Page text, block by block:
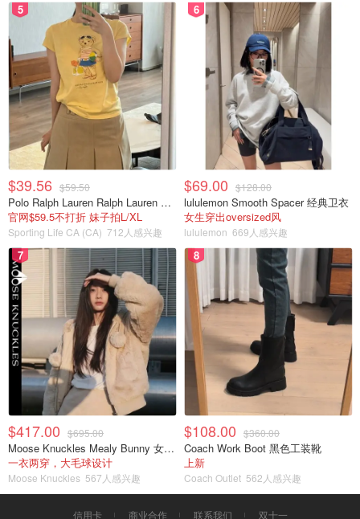
5
$39.56 $59.50
Polo Ralph Lauren Ralph Lauren Polo Bear 女童棉T恤 染色 1件
官网$59.5不打折 妹子拍L/XL
Sporting Life CA (CA) 712人感兴趣
6
$69.00 $128.00
lululemon Smooth Spacer 经典卫衣
女生穿出oversized风
lululemon 669人感兴趣
7
$417.00 $695.00
Moose Knuckles Mealy Bunny 女士双面穿连帽外套
一衣两穿，大毛球设计
Moose Knuckles 567人感兴趣
8
$108.00 $360.00
Coach Work Boot 黑色工装靴
上新
Coach Outlet 562人感兴趣
信用卡 商业合作 联系我们 双十一